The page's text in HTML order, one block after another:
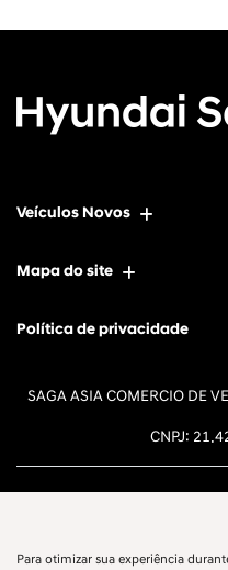
Veículos Novos
Mapa do site
Política de privacidade
SAGA ASIA COMERCIO DE
CNPJ:
Para otimizar sua experiência